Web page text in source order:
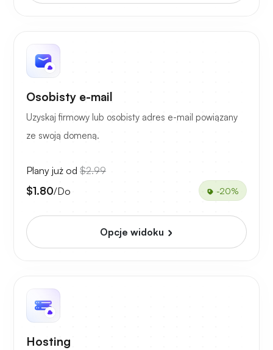
Osobisty e-mail
Uzyskaj firmowy lub osobisty adres e-mail powiązany
ze swoją domeną.
Plany już od $2.99
$1.80/Do -20%
Opcje widoku
Hosting